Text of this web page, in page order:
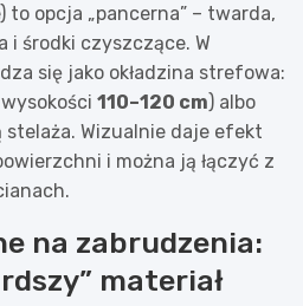
to opcja „pancerna” – twarda,
i środki czyszczące. W
się jako okładzina strefowa:
110–120 cm) albo
stelaża. Wizualnie daje efekt
i można ją łączyć z
na zabrudzenia:
materiał